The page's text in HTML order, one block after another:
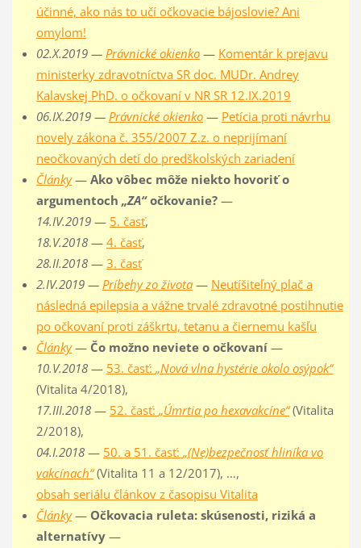
účinné, ako nás to učí očkovacie bájoslovie? Ani
omylom!
02.X.2019 — Právnické okienko— Komentár k prejavu
ministerky zdravotníctva SR doc. MUDr. Andrey
Kalavskej PhD. o očkovaní v NR SR 12.IX.2019
06.IX.2019 — Právnické okienko— Petícia proti návrhu
novely zákona č. 355/2007 Z.z. o neprijímaní
neočkovaných detí do predškolských zariadení
Články— Ako vôbec môže niekto hovoriť o
argumentoch „ZA“očkovanie?—
14.IV.2019— 5. časť,
18.V.2018— 4. časť,
28.II.2018— 3. časť
2.IV.2019 — Príbehy zo života— Neutíšiteľný plač a
následná epilepsia a vážne trvalé zdravotné postihnutie
po očkovaní proti záškrtu, tetanu a čiernemu kašľu
Články— Čo možno neviete o očkovaní—
10.V.2018— 53. časť: „Nová vlna hystérie okolo osýpok“
(Vitalita 4/2018),
17.III.2018— 52. časť: „Úmrtia po hexavakcíne“(Vitalita
2/2018),
04.I.2018— 50. a 51. časť: „(Ne)bezpečnosť hliníka vo
vakcínach“(Vitalita 11 a 12/2017), …,
obsah seriálu článkov z časopisu Vitalita
Články— Očkovacia ruleta: skúsenosti, riziká a
alternatívy—